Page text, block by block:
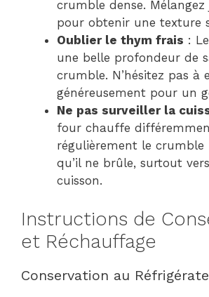
crumble dense. Mélangez
pour obtenir une texture
Oublier le thym frais :
une belle profondeur de
crumble. N’hésitez pas à
généreusement pour un
Ne pas surveiller la
four chauffe
régulièrement le crumble
qu’il ne brûle, surtout
cuisson.
Instructions de
et Réchauffage
Conservation au